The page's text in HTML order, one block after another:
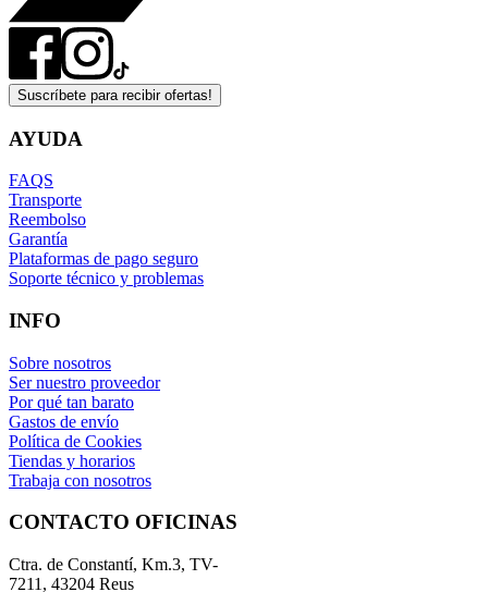
Suscríbete para recibir ofertas!
AYUDA
FAQS
Transporte
Reembolso
Garantía
Plataformas de pago seguro
Soporte técnico y problemas
INFO
Sobre nosotros
Ser nuestro proveedor
Por qué tan barato
Gastos de envío
Política de Cookies
Tiendas y horarios
Trabaja con nosotros
CONTACTO OFICINAS
Ctra. de Constantí, Km.3, TV-
7211, 43204 Reus